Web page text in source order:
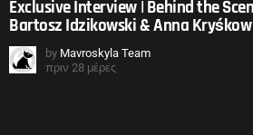
Exclusive Interview | Behind the
Bartosz Idzikowski & Anna Kryśkow
by Mavroskyla Team
πριν 28 μέρες